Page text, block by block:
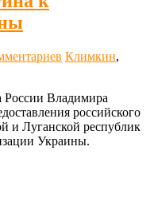
Климкин,
России Владимира
российского
и Луганской республик
Украины.